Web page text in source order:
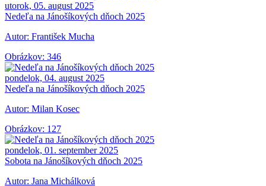
utorok, 05. august 2025
Nedeľa na Jánošíkových dňoch 2025
Autor: František Mucha
Obrázkov: 346
pondelok, 04. august 2025
Nedeľa na Jánošíkových dňoch 2025
Autor: Milan Kosec
Obrázkov: 127
pondelok, 01. september 2025
Sobota na Jánošíkových dňoch 2025
Autor: Jana Michálková